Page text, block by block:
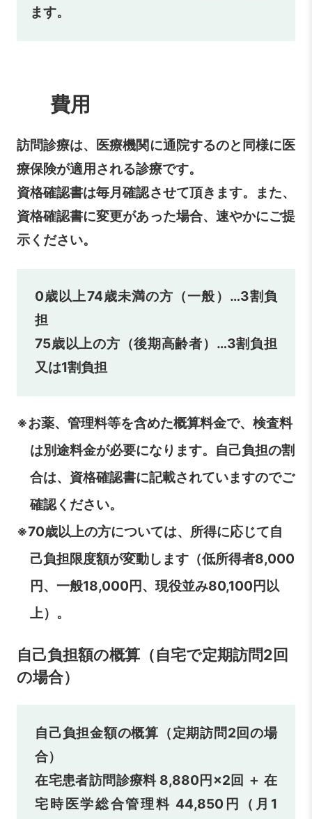
ます。
費用
訪問診療は、医療機関に通院するのと同様に医
療保険が適用される診療です。
資格確認書は毎月確認させて頂きます。また、
資格確認書に変更があった場合、速やかにご提
示ください。
0歳以上74歳未満の方（一般）…3割負
担
75歳以上の方（後期高齢者）…3割負担
又は1割負担
※お薬、管理料等を含めた概算料金で、検査料
は別途料金が必要になります。自己負担の割
合は、資格確認書に記載されていますのでご
確認ください。
※70歳以上の方については、所得に応じて自
己負担限度額が変動します（低所得者8,000
円、一般18,000円、現役並み80,100円以
上）。
自己負担額の概算（自宅で定期訪問2回
の場合）
自己負担金額の概算（定期訪問2回の場
合）
在宅患者訪問診療料 8,880円×2回 ＋ 在
宅時医学総合管理料 44,850円（月1